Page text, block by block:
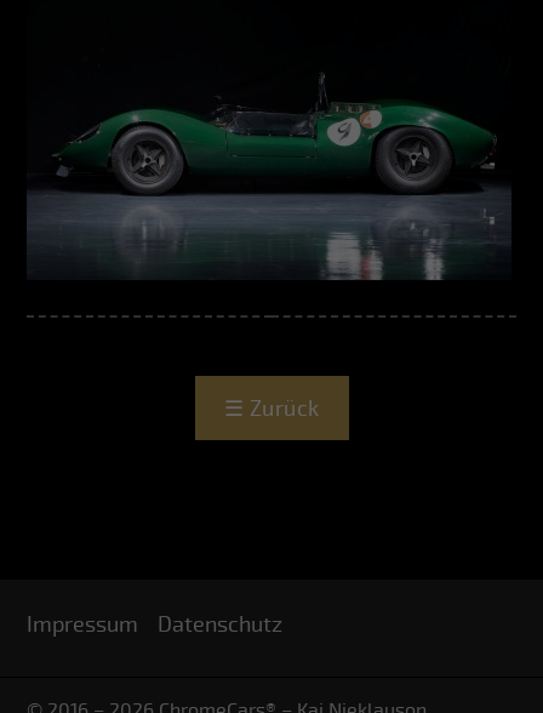
☰ Zurück
Impressum Datenschutz